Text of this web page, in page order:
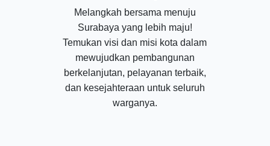
Melangkah bersama menuju
Surabaya yang lebih maju!
Temukan visi dan misi kota dalam
mewujudkan pembangunan
berkelanjutan, pelayanan terbaik,
dan kesejahteraan untuk seluruh
warganya.